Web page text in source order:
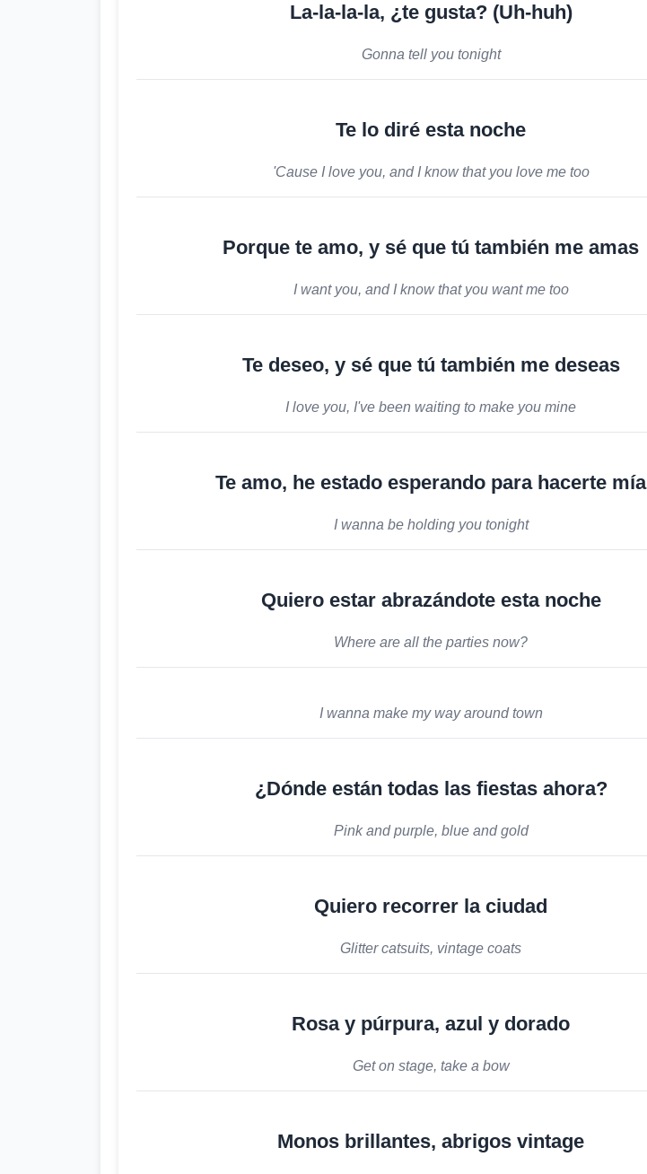
La-la-la-la, ¿te gusta? (Uh-huh)
Gonna tell you tonight
Te lo diré esta noche
'Cause I love you, and I know that you love me too
Porque te amo, y sé que tú también me amas
I want you, and I know that you want me too
Te deseo, y sé que tú también me deseas
I love you, I've been waiting to make you mine
Te amo, he estado esperando para hacerte mía
I wanna be holding you tonight
Quiero estar abrazándote esta noche
Where are all the parties now?
I wanna make my way around town
¿Dónde están todas las fiestas ahora?
Pink and purple, blue and gold
Quiero recorrer la ciudad
Glitter catsuits, vintage coats
Rosa y púrpura, azul y dorado
Get on stage, take a bow
Monos brillantes, abrigos vintage